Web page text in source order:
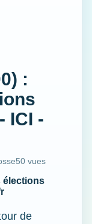
:
ICI -
50 vues
élections
de